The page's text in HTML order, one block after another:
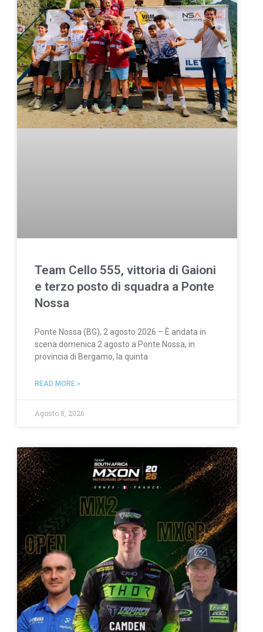
Team Cello 555, vittoria di Gaioni
e terzo posto di squadra a Ponte
Nossa
Ponte Nossa (BG), 2 agosto 2026 – È andata in
scena domenica 2 agosto a Ponte Nossa, in
provincia di Bergamo, la quinta
READ MORE »
Agosto 8, 2026